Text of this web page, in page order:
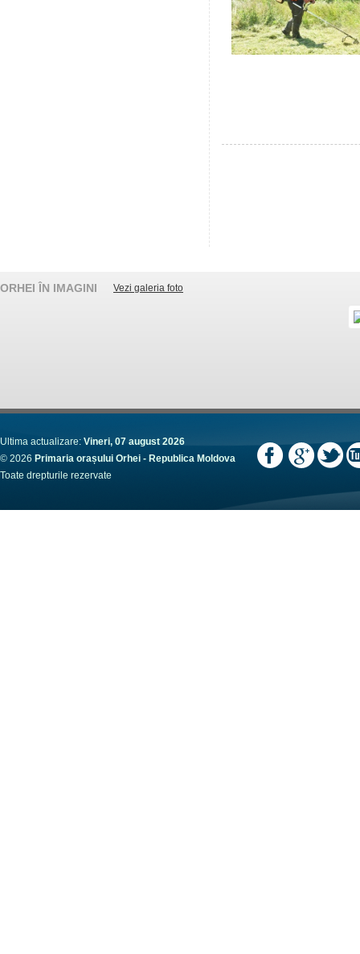
ORHEI ÎN IMAGINI Vezi galeria foto
Ultima actualizare: Vineri, 07 august 2026
© 2026 Primaria orașului Orhei - Republica Moldova
Toate drepturile rezervate